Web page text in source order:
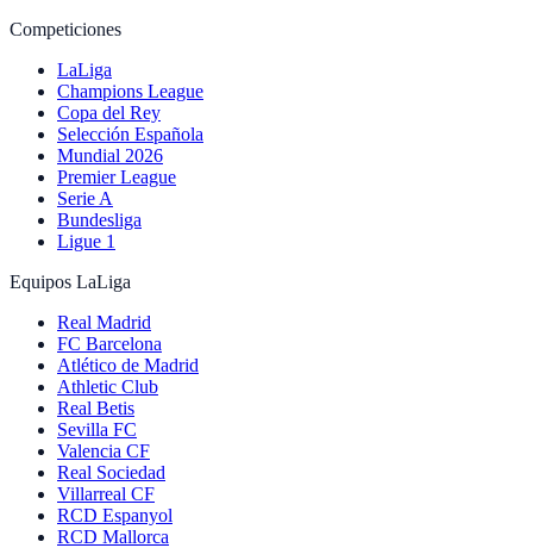
Competiciones
LaLiga
Champions League
Copa del Rey
Selección Española
Mundial 2026
Premier League
Serie A
Bundesliga
Ligue 1
Equipos LaLiga
Real Madrid
FC Barcelona
Atlético de Madrid
Athletic Club
Real Betis
Sevilla FC
Valencia CF
Real Sociedad
Villarreal CF
RCD Espanyol
RCD Mallorca